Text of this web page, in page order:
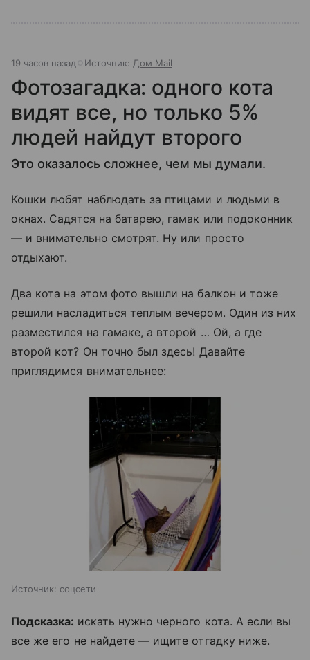
19 часов назад Источник: Дом Mail
Фотозагадка: одного кота
видят все, но только 5%
людей найдут второго
Это оказалось сложнее, чем мы думали.
Кошки любят наблюдать за птицами и людьми в
окнах. Садятся на батарею, гамак или подоконник
— и внимательно смотрят. Ну или просто
отдыхают.
Два кота на этом фото вышли на балкон и тоже
решили насладиться теплым вечером. Один из них
разместился на гамаке, а второй … Ой, а где
второй кот? Он точно был здесь! Давайте
приглядимся внимательнее:
Источник: соцсети
Подсказка: искать нужно черного кота. А если вы
все же его не найдете — ищите отгадку ниже.